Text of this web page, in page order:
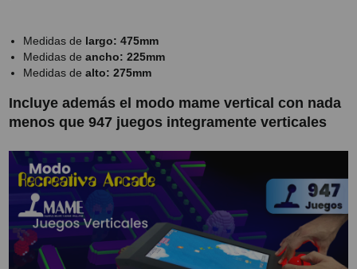
Medidas de largo: 475mm
Medidas de ancho: 225mm
Medidas de alto: 275mm
Incluye además el modo mame vertical con nada
menos que 947 juegos integramente verticales